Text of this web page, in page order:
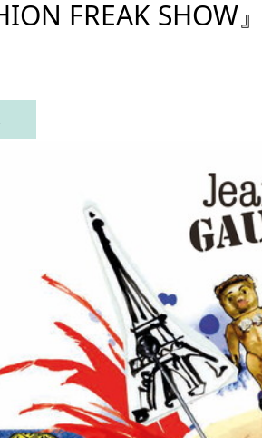
FREAK